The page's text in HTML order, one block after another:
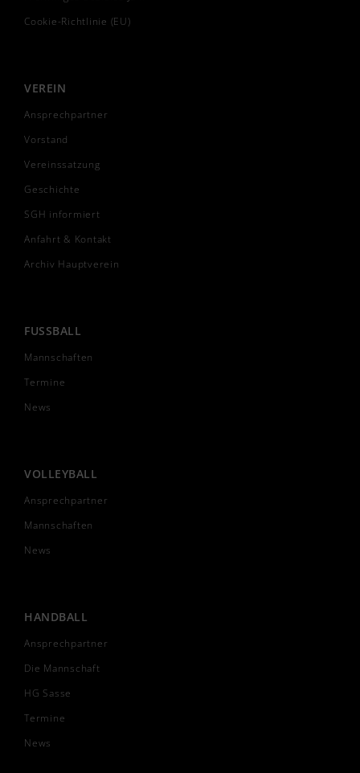
Cookie-Richtlinie (EU)
VEREIN
Ansprechpartner
Vorstand
Vereinssatzung
Geschichte
SGH informiert
Anfahrt & Kontakt
Archiv Hauptverein
FUSSBALL
Mannschaften
Termine
News
VOLLEYBALL
Ansprechpartner
Mannschaften
News
HANDBALL
Ansprechpartner
Die Mannschaft
HG Sasse
Termine
News